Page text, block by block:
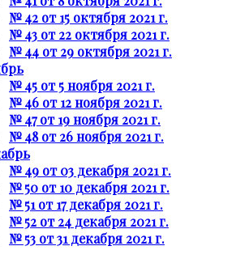
№ 42 от 15 октября 2021 г.
№ 43 от 22 октября 2021 г.
№ 44 от 29 октября 2021 г.
№ 45 от 5 ноября 2021 г.
№ 46 от 12 ноября 2021 г.
№ 47 от 19 ноября 2021 г.
№ 48 от 26 ноября 2021 г.
№ 49 от 03 декабря 2021 г.
№ 50 от 10 декабря 2021 г.
№ 51 от 17 декабря 2021 г.
№ 52 от 24 декабря 2021 г.
№ 53 от 31 декабря 2021 г.